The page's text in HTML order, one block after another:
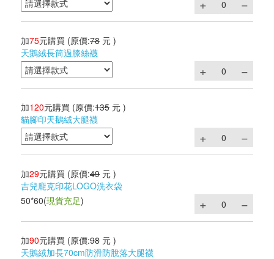
加75元購買 (原價:78 元 )
天鵝絨長筒過膝絲襪
加120元購買 (原價:135 元 )
貓腳印天鵝絨大腿襪
加29元購買 (原價:49 元 )
吉兒龐克印花LOGO洗衣袋
50*60(現貨充足)
加90元購買 (原價:98 元 )
天鵝絨加長70cm防滑防脫落大腿襪